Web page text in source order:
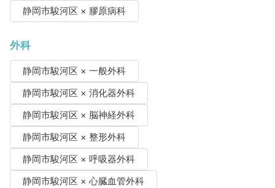
静岡市駿河区 × 膠原病科
外科
静岡市駿河区 × 一般外科
静岡市駿河区 × 消化器外科
静岡市駿河区 × 脳神経外科
静岡市駿河区 × 整形外科
静岡市駿河区 × 呼吸器外科
静岡市駿河区 × 心臓血管外科